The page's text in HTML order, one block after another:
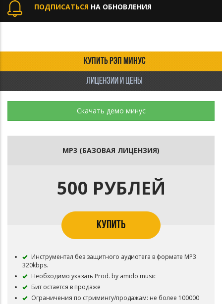
ПОДПИСАТЬСЯ НА ОБНОВЛЕНИЯ
КУПИТЬ РЭП МИНУС
ЛИЦЕНЗИИ И ЦЕНЫ
Скачать демо минус
MP3 (БАЗОВАЯ ЛИЦЕНЗИЯ)
500 РУБЛЕЙ
КУПИТЬ
Инструментал без защитного аудиотега в формате MP3
320kbps.
Необходимо указать Prod. by amido music
Бит остается в продаже
Ограничения по стримингу/продажам: не более 100000